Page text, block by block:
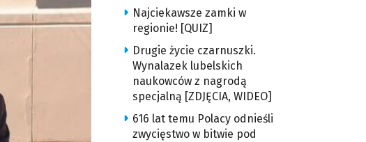
Najciekawsze zamki w
regionie! [QUIZ]
Drugie życie czarnuszki.
Wynalazek lubelskich
naukowców z nagrodą
specjalną [ZDJĘCIA, WIDEO]
616 lat temu Polacy odnieśli
zwycięstwo w bitwie pod